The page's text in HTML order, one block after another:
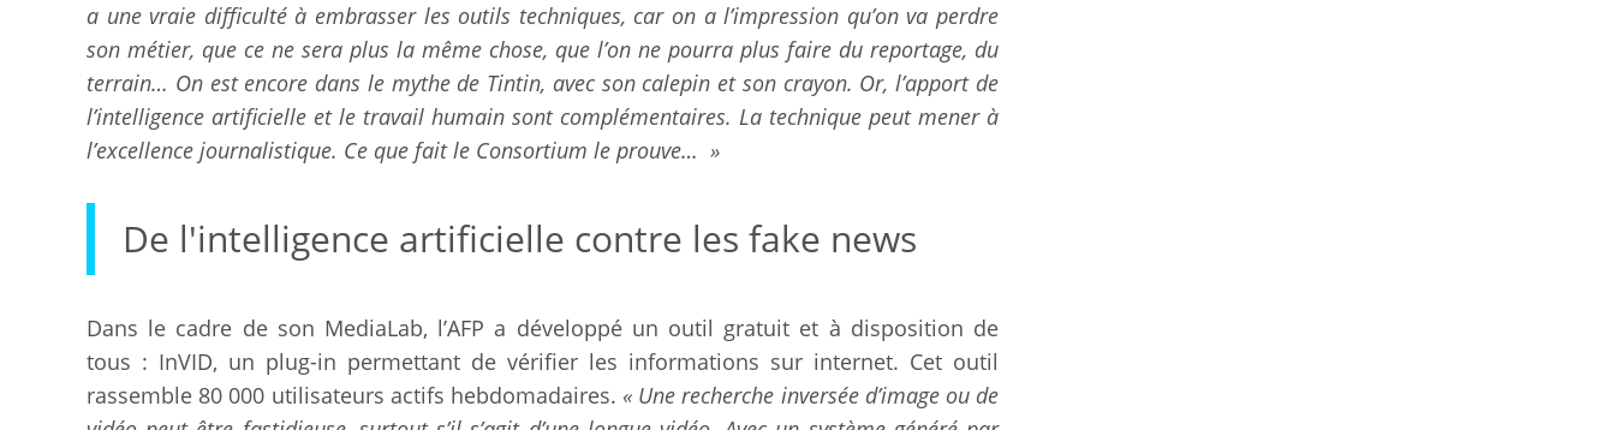
a une vraie difficulté à embrasser les outils techniques, car on a l’impression qu’on va perdre
son métier, que ce ne sera plus la même chose, que l’on ne pourra plus faire du reportage, du
terrain… On est encore dans le mythe de Tintin, avec son calepin et son crayon. Or, l’apport de
l’intelligence artificielle et le travail humain sont complémentaires. La technique peut mener à
l’excellence journalistique. Ce que fait le Consortium le prouve… »
De l'intelligence artificielle contre les fake news
Dans le cadre de son MediaLab, l’AFP a développé un outil gratuit et à disposition de
tous : InVID, un plug-in permettant de vérifier les informations sur internet. Cet outil
rassemble 80 000 utilisateurs actifs hebdomadaires. « Une recherche inversée d’image ou de